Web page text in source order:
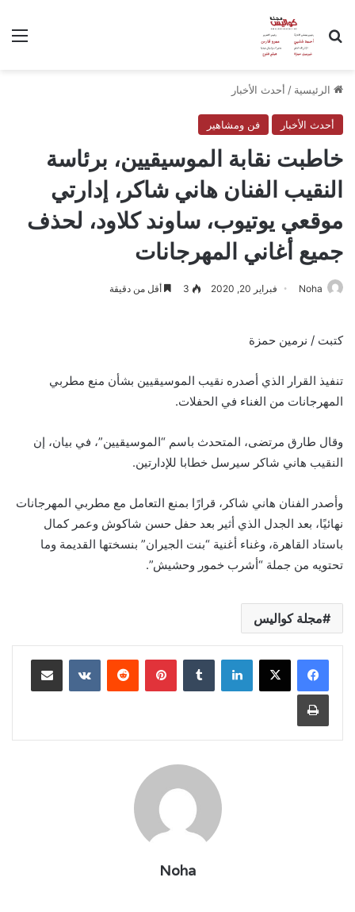
بحث عن
الرئيسية / أحدث الأخبار
أحدث الأخبار فن ومشاهير
خاطبت نقابة الموسيقيين، برئاسة
النقيب الفنان هاني شاكر، إدارتي
موقعي يوتيوب، ساوند كلاود، لحذف
جميع أغاني المهرجانات
Noha فبراير 20, 2020 3 أقل من دقيقة
كتبت / نرمين حمزة
تنفيذ القرار الذي أصدره نقيب الموسيقيين بشأن منع مطربي
المهرجانات من الغناء في الحفلات.
وقال طارق مرتضى، المتحدث باسم “الموسيقيين”، في بيان، إن
النقيب هاني شاكر سيرسل خطابا للإدارتين.
وأصدر الفنان هاني شاكر، قرارًا بمنع التعامل مع مطربي المهرجانات
نهائيًا، بعد الجدل الذي أثير بعد حفل حسن شاكوش وعمر كمال
باستاد القاهرة، وغناء أغنية “بنت الجيران” بنسختها القديمة وما
تحتويه من جملة “أشرب خمور وحشيش”.
مجلة كواليس
لينكدإن بينتيريست مشاركة عبر البريد
طباعة
Noha